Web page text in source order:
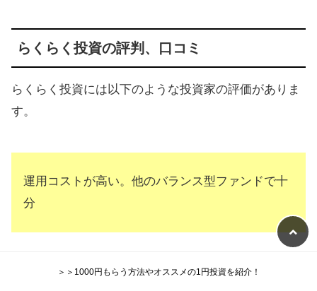
らくらく投資の評判、口コミ
らくらく投資には以下のような投資家の評価がありま
す。
運用コストが高い。他のバランス型ファンドで十
分
＞＞1000円もらう方法やオススメの1円投資を紹介！